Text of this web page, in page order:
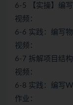
6-5 【实操】编
视频：
6-6 实践：编写
视频：
6-7 拆解项目结
视频：
6-8 实践：编写
作业：